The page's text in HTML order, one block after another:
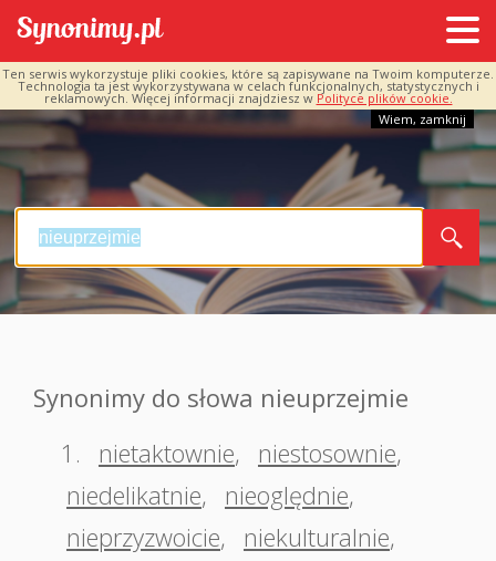
Ten serwis wykorzystuje pliki cookies, które są zapisywane na Twoim komputerze.
Technologia ta jest wykorzystywana w celach funkcjonalnych, statystycznych i
reklamowych. Więcej informacji znajdziesz w Polityce plików cookie.
Wiem, zamknij
Synonimy do słowa nieuprzejmie
1.
nietaktownie, niestosownie,
niedelikatnie, nieoględnie,
nieprzyzwoicie, niekulturalnie,